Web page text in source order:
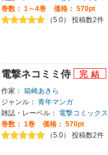
巻数： 1～4巻
価格： 570pt
（5.0） 投稿数2件
電撃ネコミミ侍
作家： 箱崎あきら
ジャンル： 青年マンガ
雑誌・レーベル：
電撃コミックス
巻数： 1巻
価格： 570pt
（5.0） 投稿数2件